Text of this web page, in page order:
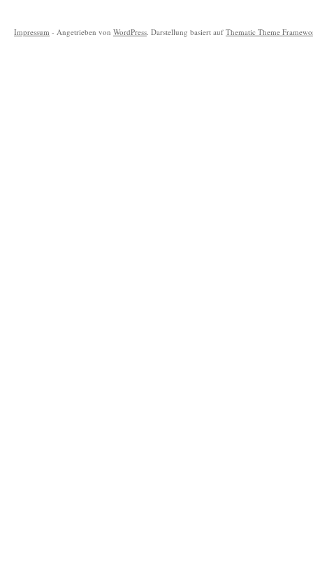
Impressum - Angetrieben von WordPress. Darstellung basiert auf Thematic Theme